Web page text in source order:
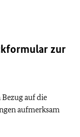
zur
auf die
aufmerksam